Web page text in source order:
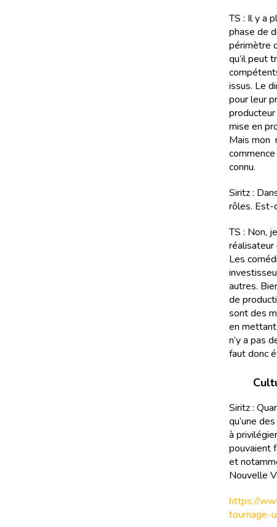
TS : Il y a
phase de
périmètre
qu’il peut
issus. Le
pour leur
producteur
mise en
Mais mon
connu.
Siritz :
rôles. Est-
TS : Non,
réalisateur
Les
autres.
de
sont des
en
n’y a pas
faut donc
Siritz :
qu’une
à
pouvaient
et
Nouvelle
https://
tournage-